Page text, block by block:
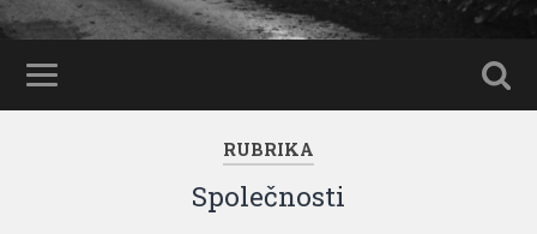
RUBRIKA
Společnosti